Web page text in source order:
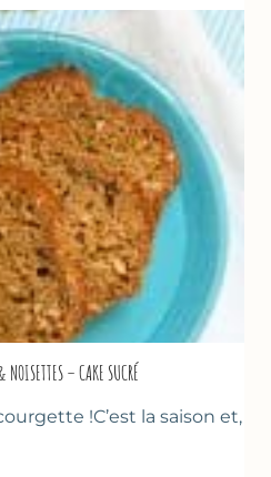
– CAKE SUCRÉ
!C’est la saison et,